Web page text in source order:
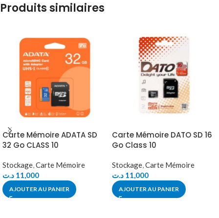
Produits similaires
Carte Mémoire ADATA SD
32 Go CLASS 10
Stockage,Carte Mémoire
11,000 د.ت
AJOUTER AU PANIER
Carte Mémoire DATO SD 16
Go Class 10
Stockage,Carte Mémoire
11,000 د.ت
AJOUTER AU PANIER